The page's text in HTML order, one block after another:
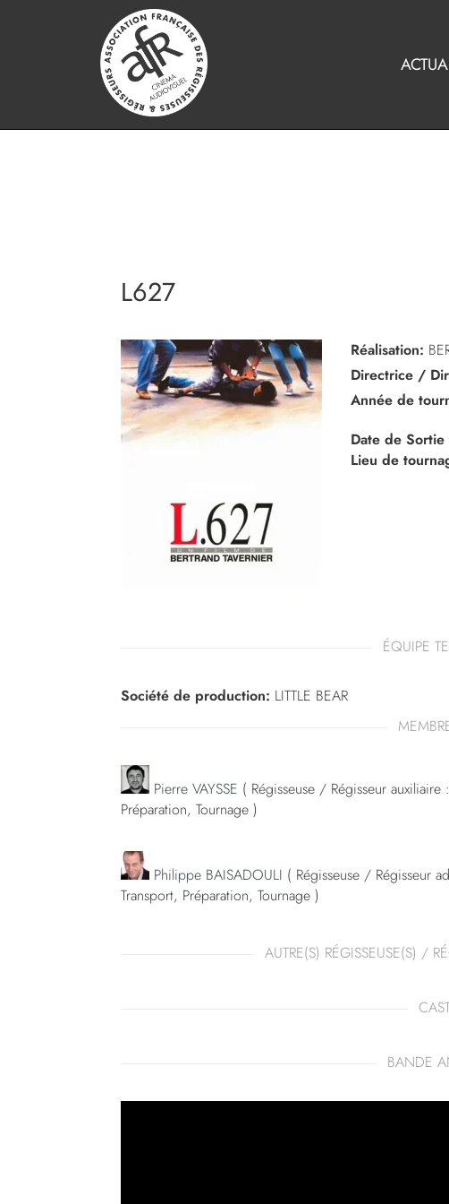
L627
Réalisation:
Directrice /
Année de
Date de
Lieu de
ÉQUIPE
Société de production: LITTLE BEAR
Pierre VAYSSE ( Régisseuse / Régisseur
Préparation, Tournage )
Philippe BAISADOULI ( Régisseuse / Régisseur
Transport, Préparation, Tournage )
AUTRE(S) RÉGISSEUSE(S) /
BANDE